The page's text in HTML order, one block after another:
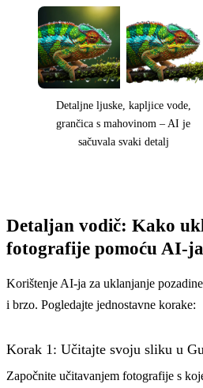
Detaljne ljuske, kapljice vode,
grančica s mahovinom – AI je
sačuvala svaki detalj
Detaljan vodič: Kako
fotografije pomoću AI-
Korištenje AI-ja za uklanjanje
i brzo. Pogledajte jednostavne korake:
Korak 1: Učitajte svoju sliku u
Započnite učitavanjem fotografije s